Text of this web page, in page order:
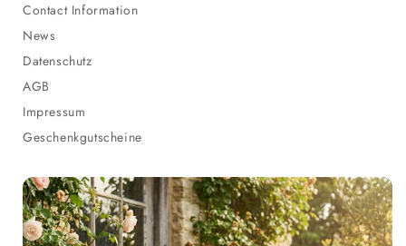
Contact Information
News
Datenschutz
AGB
Impressum
Geschenkgutscheine